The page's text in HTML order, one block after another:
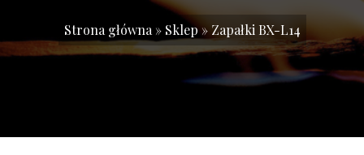
Strona główna » Sklep» Zapałki BX-L14